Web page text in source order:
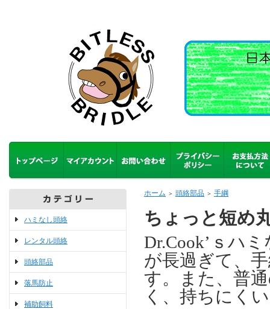
ハミなし頭絡
レンタル頭絡
頭絡部品
落馬防止
補助飼料
ホーム ＞ 頭絡部品 ＞ 手綱
ちょっと短め
Dr.Cook’ｓハ
が長過ぎて、
す。また、普
く、持ちにく